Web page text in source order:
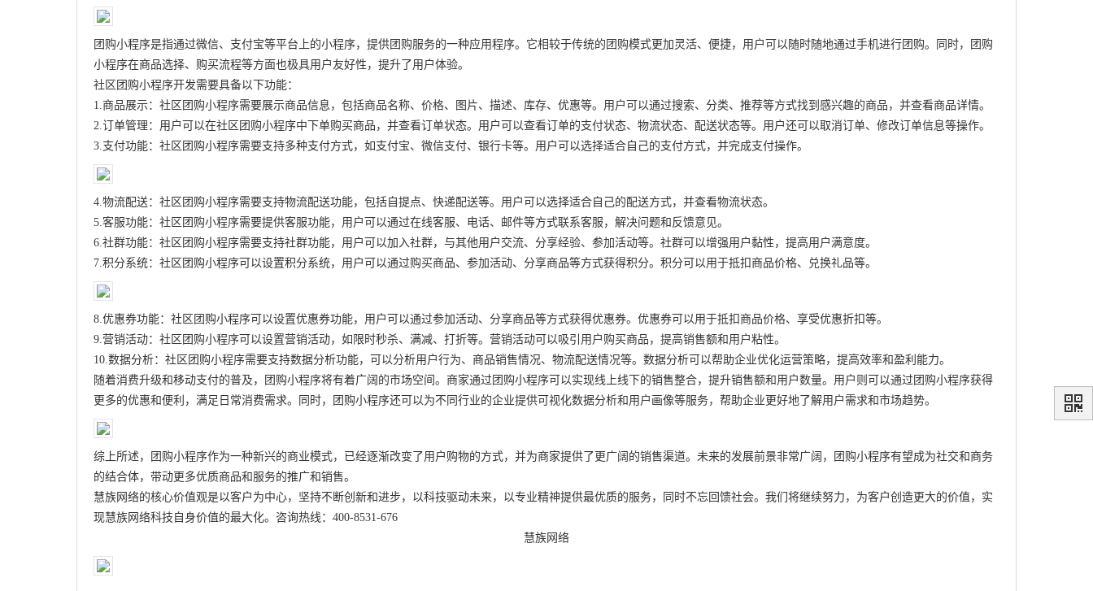
团购小程序是指通过微信、支付宝等平台上的小程序，提供团购服务的一种应用程序。它相较于传统的团购模式更加灵活、便捷，用户可以随时随地通过手机进行团购。同时，团购
小程序在商品选择、购买流程等方面也极具用户友好性，提升了用户体验。
社区团购小程序开发需要具备以下功能：
1.商品展示：社区团购小程序需要展示商品信息，包括商品名称、价格、图片、描述、库存、优惠等。用户可以通过搜索、分类、推荐等方式找到感兴趣的商品，并查看商品详情。
2.订单管理：用户可以在社区团购小程序中下单购买商品，并查看订单状态。用户可以查看订单的支付状态、物流状态、配送状态等。用户还可以取消订单、修改订单信息等操作。
3.支付功能：社区团购小程序需要支持多种支付方式，如支付宝、微信支付、银行卡等。用户可以选择适合自己的支付方式，并完成支付操作。
4.物流配送：社区团购小程序需要支持物流配送功能，包括自提点、快递配送等。用户可以选择适合自己的配送方式，并查看物流状态。
5.客服功能：社区团购小程序需要提供客服功能，用户可以通过在线客服、电话、邮件等方式联系客服，解决问题和反馈意见。
6.社群功能：社区团购小程序需要支持社群功能，用户可以加入社群，与其他用户交流、分享经验、参加活动等。社群可以增强用户黏性，提高用户满意度。
7.积分系统：社区团购小程序可以设置积分系统，用户可以通过购买商品、参加活动、分享商品等方式获得积分。积分可以用于抵扣商品价格、兑换礼品等。
8.优惠券功能：社区团购小程序可以设置优惠券功能，用户可以通过参加活动、分享商品等方式获得优惠券。优惠券可以用于抵扣商品价格、享受优惠折扣等。
9.营销活动：社区团购小程序可以设置营销活动，如限时秒杀、满减、打折等。营销活动可以吸引用户购买商品，提高销售额和用户粘性。
10.数据分析：社区团购小程序需要支持数据分析功能，可以分析用户行为、商品销售情况、物流配送情况等。数据分析可以帮助企业优化运营策略，提高效率和盈利能力。
随着消费升级和移动支付的普及，团购小程序将有着广阔的市场空间。商家通过团购小程序可以实现线上线下的销售整合，提升销售额和用户数量。用户则可以通过团购小程序获得
更多的优惠和便利，满足日常消费需求。同时，团购小程序还可以为不同行业的企业提供可视化数据分析和用户画像等服务，帮助企业更好地了解用户需求和市场趋势。
综上所述，团购小程序作为一种新兴的商业模式，已经逐渐改变了用户购物的方式，并为商家提供了更广阔的销售渠道。未来的发展前景非常广阔，团购小程序有望成为社交和商务
的结合体，带动更多优质商品和服务的推广和销售。
慧族网络的核心价值观是以客户为中心，坚持不断创新和进步，以科技驱动未来，以专业精神提供最优质的服务，同时不忘回馈社会。我们将继续努力，为客户创造更大的价值，实
现慧族网络科技自身价值的最大化。咨询热线：400-8531-676
慧族网络